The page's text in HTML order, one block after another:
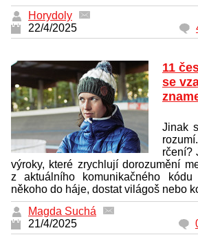
Horydoly
22/4/2025
11
se
Jinak
rčení?
výroky, které zrychlují dorozumění
z aktuálního komunikačného kódu
někoho do háje, dostat világoš nebo
Magda Suchá
21/4/2025